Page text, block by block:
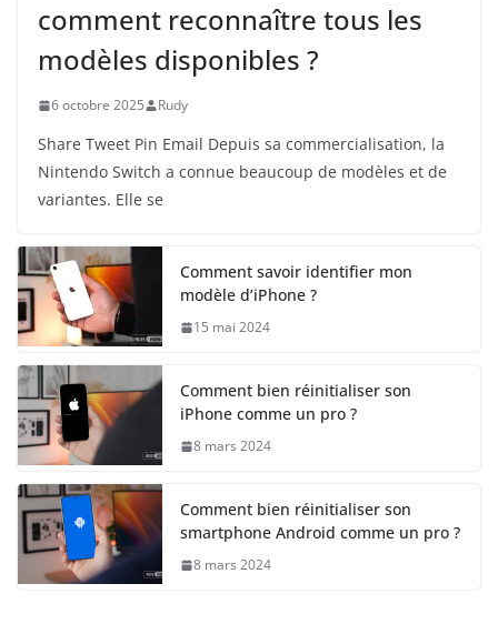
comment reconnaître tous les
modèles disponibles ?
6 octobre 2025 Rudy
Share Tweet Pin Email Depuis sa commercialisation, la
Nintendo Switch a connue beaucoup de modèles et de
variantes. Elle se
Comment savoir identifier mon
modèle d’iPhone ?
15 mai 2024
Comment bien réinitialiser son
iPhone comme un pro ?
8 mars 2024
Comment bien réinitialiser son
smartphone Android comme un pro ?
8 mars 2024